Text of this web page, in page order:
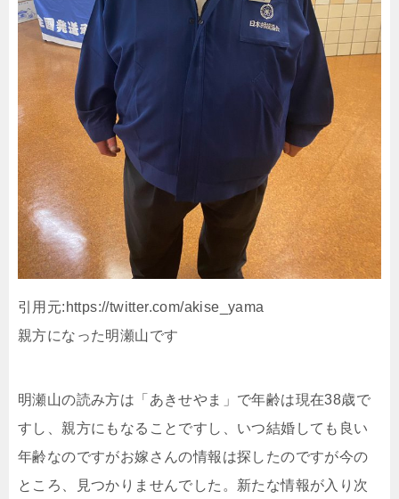
引用元:https://twitter.com/akise_yama
親方になった明瀬山です
明瀬山の読み方は「あきせやま」で年齢は現在38歳で
すし、親方にもなることですし、いつ結婚しても良い
年齢なのですがお嫁さんの情報は探したのですが今の
ところ、見つかりませんでした。新たな情報が入り次